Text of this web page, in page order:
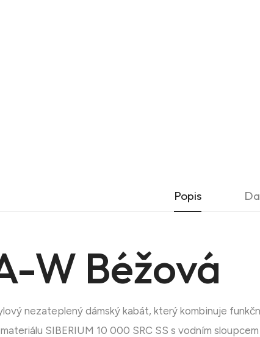
Popis
W Béžová
nezateplený dámský kabát, který kombinuje
SIBERIUM 10 000 SRC SS s vodním